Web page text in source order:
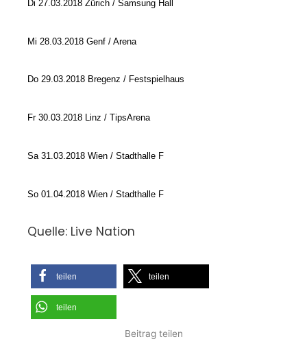
Di 27.03.2018 Zürich / Samsung Hall
Mi 28.03.2018 Genf / Arena
Do 29.03.2018 Bregenz / Festspielhaus
Fr 30.03.2018 Linz / TipsArena
Sa 31.03.2018 Wien / Stadthalle F
So 01.04.2018 Wien / Stadthalle F
Quelle: Live Nation
teilen teilen
teilen
Beitrag teilen